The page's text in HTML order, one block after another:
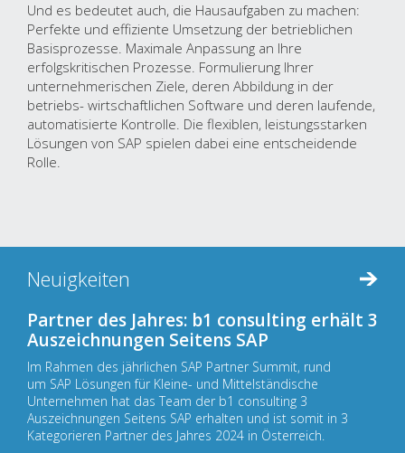
Und es bedeutet auch, die Hausaufgaben zu machen:
Perfekte und effiziente Umsetzung der betrieblichen
Basisprozesse. Maximale Anpassung an Ihre
erfolgskritischen Prozesse. Formulierung Ihrer
unternehmerischen Ziele, deren Abbildung in der
betriebs- wirtschaftlichen Software und deren laufende,
automatisierte Kontrolle. Die flexiblen, leistungsstarken
Lösungen von SAP spielen dabei eine entscheidende
Rolle.
Neuigkeiten
Partner des Jahres: b1 consulting erhält 3
Auszeichnungen Seitens SAP
Im Rahmen des jährlichen SAP Partner Summit, rund
um SAP Lösungen für Kleine- und Mittelständische
Unternehmen hat das Team der b1 consulting 3
Auszeichnungen Seitens SAP erhalten und ist somit in 3
Kategorieren Partner des Jahres 2024 in Österreich.